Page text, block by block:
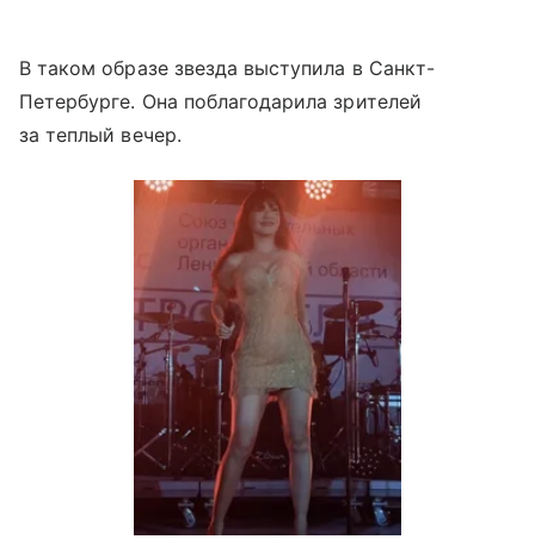
В таком образе звезда выступила в Санкт-
Петербурге. Она поблагодарила зрителей
за теплый вечер.